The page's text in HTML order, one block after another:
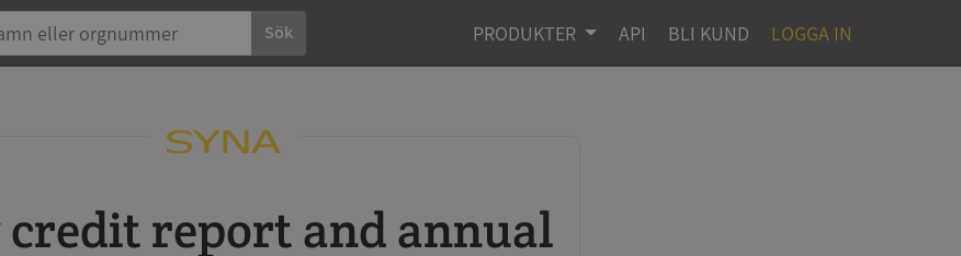
Sök PRODUKTER API BLI KUND LOGGA IN